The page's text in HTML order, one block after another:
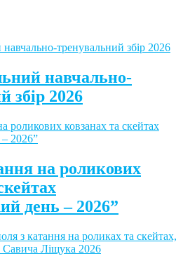
навчально-
збір 2026
на роликових
день – 2026”